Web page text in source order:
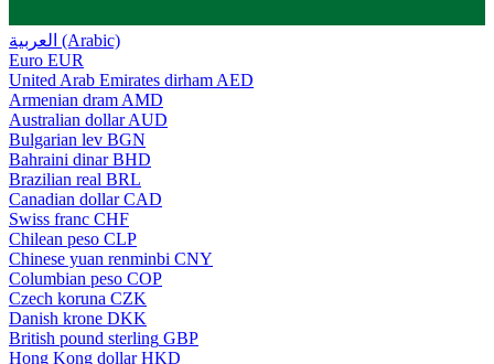
العربية (Arabic)
Euro EUR
United Arab Emirates dirham AED
Armenian dram AMD
Australian dollar AUD
Bulgarian lev BGN
Bahraini dinar BHD
Brazilian real BRL
Canadian dollar CAD
Swiss franc CHF
Chilean peso CLP
Chinese yuan renminbi CNY
Columbian peso COP
Czech koruna CZK
Danish krone DKK
British pound sterling GBP
Hong Kong dollar HKD